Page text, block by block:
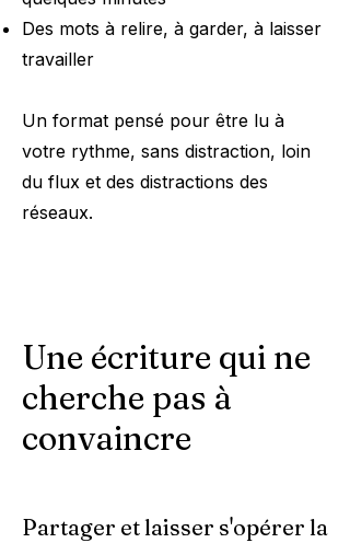
Des mots à relire, à garder, à laisser
travailler
Un format pensé pour être lu à
votre rythme, sans distraction, loin
du flux et des distractions des
réseaux.​
Une écriture qui ne
cherche pas à
convaincre
Partager et laisser s'opérer la